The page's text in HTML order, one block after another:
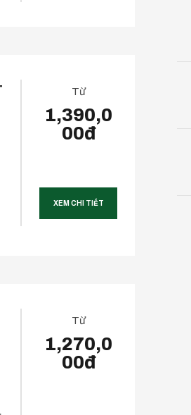
Từ
1,390,0
00đ
XEM CHI TIẾT
Từ
1,270,0
00đ